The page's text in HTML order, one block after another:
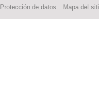
Protección de datos Mapa del